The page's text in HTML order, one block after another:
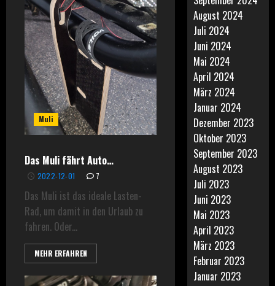
Muli
Das Muli fährt Auto…
2022-12-01 7
Das Muli ist das ideale Lasten-
Rad, um damit in den Urlaub zu
fahren. Oder...
MEHR ERFAHREN
August 2024
Juli 2024
Juni 2024
Mai 2024
April 2024
März 2024
Januar 2024
Dezember 2023
Oktober 2023
September 2023
August 2023
Juli 2023
Juni 2023
Mai 2023
April 2023
März 2023
Februar 2023
Januar 2023